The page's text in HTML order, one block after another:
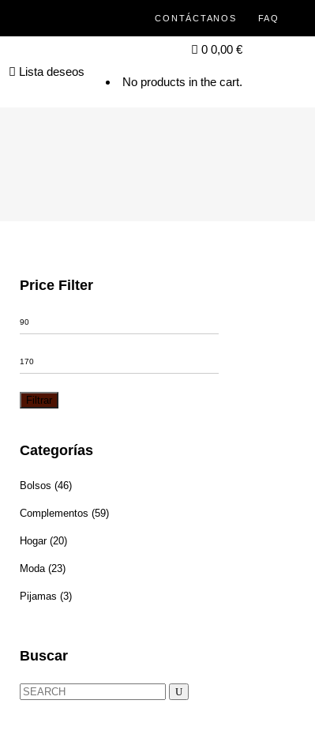
CONTÁCTANOS FAQ
Lista deseos
0 0,00 €
No products in the cart.
Price Filter
Precio
Precio
Filtrar
Categorías
Bolsos (46)
Complementos (59)
Hogar (20)
Moda (23)
Pijamas (3)
Buscar
Search